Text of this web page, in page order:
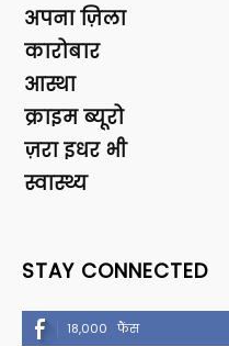
अपना ज़िला
कारोबार
आस्था
क्राइम ब्यूरो
ज़रा इधर भी
स्वास्थ्य
STAY CONNECTED
18,000 फैंस